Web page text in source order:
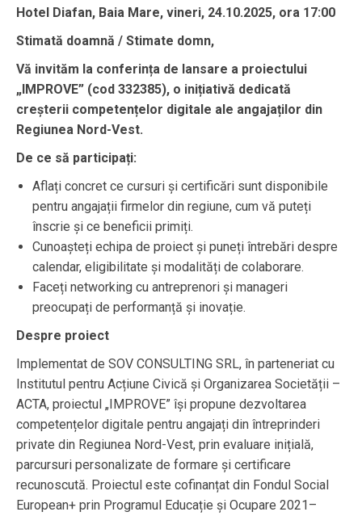
Hotel Diafan, Baia Mare, vineri, 24.10.2025, ora 17:00
Stimată doamnă / Stimate domn,
Vă invităm la conferința de lansare a proiectului
„IMPROVE” (cod 332385), o inițiativă dedicată
creșterii competențelor digitale ale angajaților din
Regiunea Nord-Vest.
De ce să participați:
Aflați concret ce cursuri și certificări sunt disponibile
pentru angajații firmelor din regiune, cum vă puteți
înscrie și ce beneficii primiți.
Cunoașteți echipa de proiect și puneți întrebări despre
calendar, eligibilitate și modalități de colaborare.
Faceți networking cu antreprenori și manageri
preocupați de performanță și inovație.
Despre proiect
Implementat de SOV CONSULTING SRL, în parteneriat cu
Institutul pentru Acțiune Civică și Organizarea Societății –
ACTA, proiectul „IMPROVE” își propune dezvoltarea
competențelor digitale pentru angajați din întreprinderi
private din Regiunea Nord-Vest, prin evaluare inițială,
parcursuri personalizate de formare și certificare
recunoscută. Proiectul este cofinanțat din Fondul Social
European+ prin Programul Educație și Ocupare 2021–